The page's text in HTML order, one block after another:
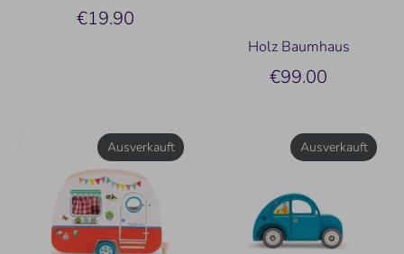
€19.90
Holz Baumhaus
€99.00
Ausverkauft Ausverkauft